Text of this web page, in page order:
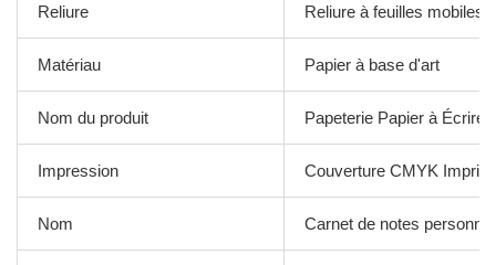
Reliure Reliure à feuilles mobiles
Matériau Papier à base d'art
Nom du produit Papeterie Papier à Écrire
Impression Couverture CMYK
Nom Carnet de notes